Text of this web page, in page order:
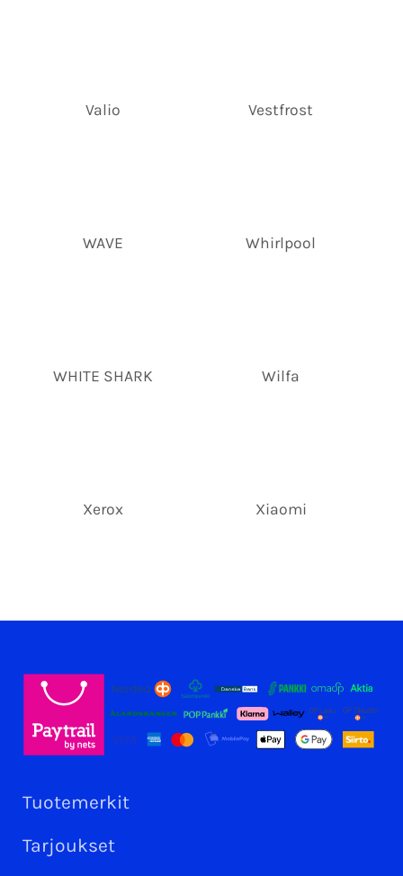
Valio Vestfrost
WAVE Whirlpool
WHITE SHARK Wilfa
Xerox Xiaomi
Tuotemerkit
Tarjoukset